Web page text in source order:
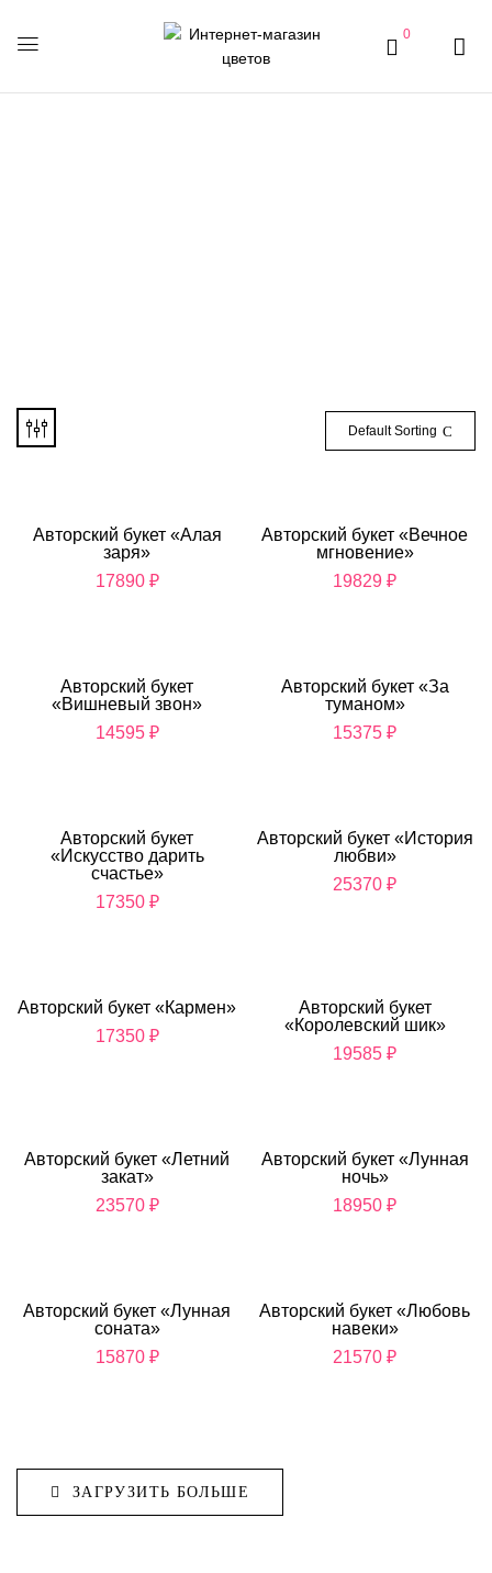
0
Default Sorting
Авторский букет «Алая
заря»
17890 ₽
Авторский букет «Вечное
мгновение»
19829₽
Авторский букет
«Вишневый звон»
14595 ₽
Авторский букет «За
туманом»
15375₽
Авторский букет
«Искусство дарить
счастье»
17350 ₽
Авторский букет «История
любви»
25370₽
Авторский букет «Кармен»
17350 ₽
Авторский букет
«Королевский шик»
19585₽
Авторский букет «Летний
закат»
23570 ₽
Авторский букет «Лунная
ночь»
18950₽
Авторский букет «Лунная
соната»
15870 ₽
Авторский букет «Любовь
навеки»
21570₽
ЗАГРУЗИТЬ БОЛЬШЕ